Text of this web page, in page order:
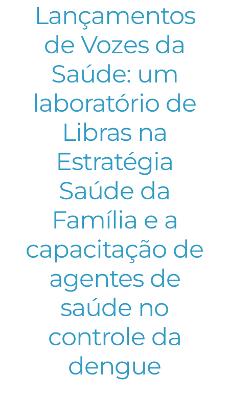
Lançamentos
de Vozes da
Saúde: um
laboratório de
Libras na
Estratégia
Saúde da
Família e a
capacitação de
agentes de
saúde no
controle da
dengue